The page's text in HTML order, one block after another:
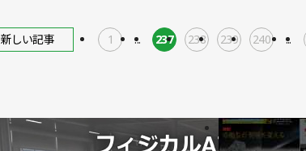
新しい記事 1 ... 237 238 239 240 ...